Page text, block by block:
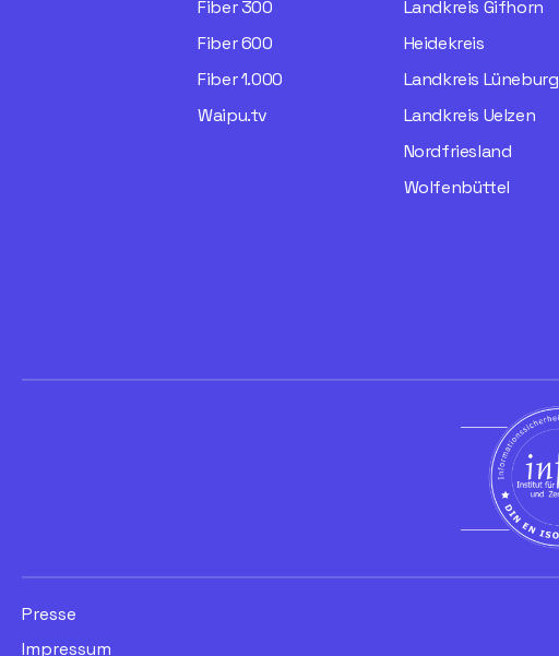
Fiber 300
Fiber 600
Fiber 1.000
Waipu.tv
Landkreis Gifhorn
Heidekreis
Landkreis Lüneburg
Landkreis Uelzen
Nordfriesland
Wolfenbüttel
Presse
Impressum